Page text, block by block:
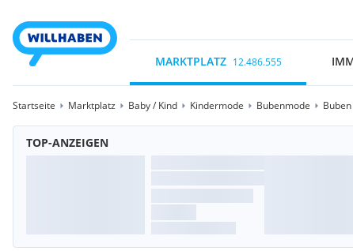
MARKTPLATZ 12.486.555
Startseite Marktplatz Baby / Kind Kindermode Bubenmode
TOP-ANZEIGEN